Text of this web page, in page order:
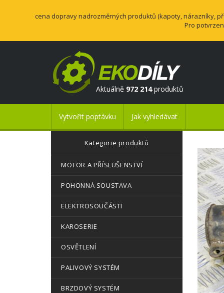
cena dopravy nadrozměrných produktů (kapoty, nárazníky,
Pro
Aktuálně 972 214produktů
Vytvořit poptávku Jak vyhledávat
Kategorie produktů
MOTOR A PŘÍSLUŠENSTVÍ
POHONNÁ SOUSTAVA
ELEKTROSOUČÁSTI
KAROSERIE
OSVĚTLENÍ
PALIVOVÝ SYSTÉM
BRZDOVÝ SYSTÉM